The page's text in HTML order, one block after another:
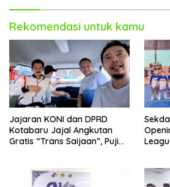
Rekomendasi untuk kamu
Jajaran KONI dan DPRD
Kotabaru Jajal Angkutan
Gratis “Trans Saijaan”, Puji